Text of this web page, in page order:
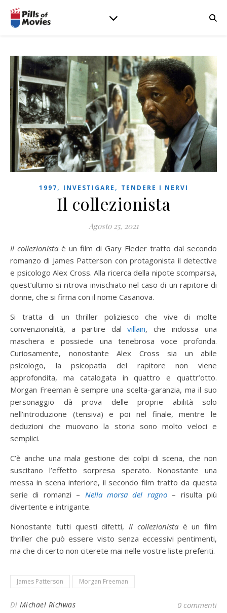
1997, INVESTIGARE , TENDERE I NERVI
Il collezionista
Agosto 25, 2021
Il collezionista è un film di Gary Fleder tratto dal secondo
romanzo di James Patterson con protagonista il detective
e psicologo Alex Cross. Alla ricerca della nipote scomparsa,
quest’ultimo si ritrova invischiato nel caso di un rapitore di
donne, che si firma con il nome Casanova.
Si tratta di un thriller poliziesco che vive di molte
convenzionalità, a partire dalvillain, che indossa una
maschera e possiede una tenebrosa voce profonda.
Curiosamente, nonostante Alex Cross sia un abile
psicologo, la psicopatia del rapitore non viene
approfondita, ma catalogata in quattro e quattr’otto.
Morgan Freeman è sempre una scelta-garanzia, ma il suo
personaggio dà prova delle proprie abilità solo
nell’introduzione (tensiva) e poi nel finale, mentre le
deduzioni che muovono la storia sono molto veloci e
semplici.
C’è anche una mala gestione dei colpi di scena, che non
suscitano l’effetto sorpresa sperato. Nonostante una
messa in scena inferiore, il secondo film tratto da questa
serie di romanzi – Nella morsa del ragno– risulta più
divertente e intrigante.
Nonostante tutti questi difetti, Il collezionista è un film
thriller che può essere visto senza eccessivi pentimenti,
ma che di certo non citerete mai nelle vostre liste preferiti.
James Patterson Morgan Freeman
Di Michael Richwas 0 commenti